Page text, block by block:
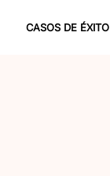
CASOS DE ÉXITO